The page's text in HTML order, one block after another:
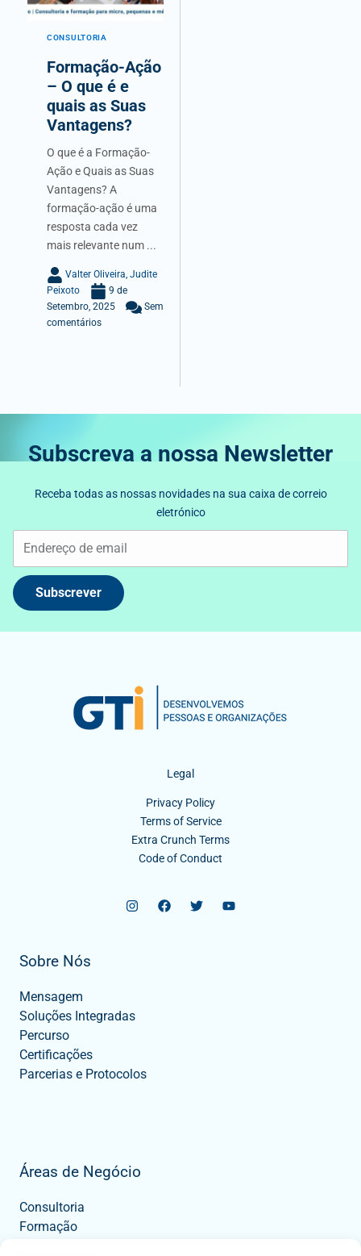
CONSULTORIA
Formação-Ação
– O que é e
quais as Suas
Vantagens?
O que é a Formação-
Ação e Quais as Suas
Vantagens? A
formação-ação é uma
resposta cada vez
mais relevante num ...
Valter Oliveira, Judite
Peixoto
9 de
Setembro, 2025
Sem
comentários
Subscreva a nossa Newsletter
Receba todas as nossas novidades na sua caixa de correio
eletrónico
Subscrever
Legal
Privacy Policy
Terms of Service
Extra Crunch Terms
Code of Conduct
Sobre Nós
Mensagem
Soluções Integradas
Percurso
Certificações
Parcerias e Protocolos
Áreas de Negócio
Consultoria
Formação